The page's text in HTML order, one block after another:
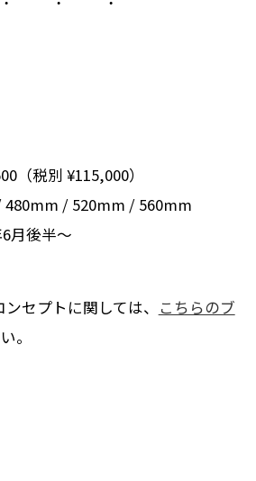
（税別 ¥115,000）
/ 520mm / 560mm
6月後半〜
セプトに関しては、 こちらのブ
。